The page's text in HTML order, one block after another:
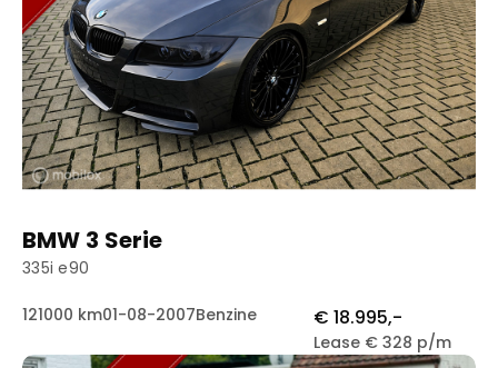
BMW 3 Serie
335i e90
121000 km01-08-2007Benzine € 18.995,-
Lease € 328 p/m